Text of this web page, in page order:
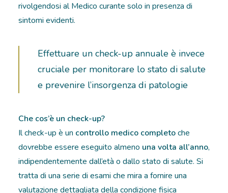
rivolgendosi al Medico curante solo in presenza di
sintomi evidenti.
Effettuare un check-up annuale è invece
cruciale per monitorare lo stato di salute
e prevenire l’insorgenza di patologie
Che cos’è un check-up?
Il check-up è un controllo medico completoche
dovrebbe essere eseguito almeno una volta all’anno,
indipendentemente dall’età o dallo stato di salute. Si
tratta di una serie di esami che mira a fornire una
valutazione dettagliata della condizione fisica